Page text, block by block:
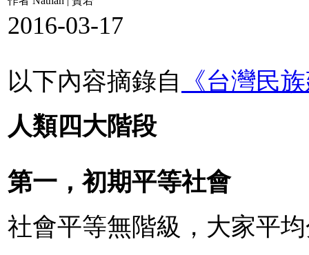
2016-03-17
以下內容摘錄自
《台灣民
人類四大階段
第一，初期平等社會
社會平等無階級，大家平